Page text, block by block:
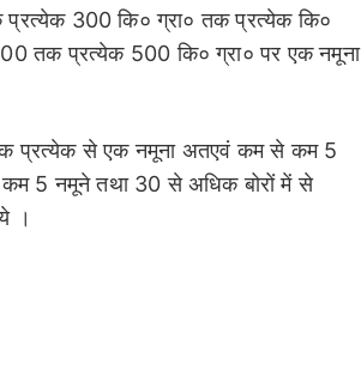
300 कि० ग्रा० तक प्रत्येक कि०
तक प्रत्येक 500 कि० ग्रा० पर एक नमूना
प्रत्येक से एक नमूना अतएवं कम से कम 5
5 नमूने तथा 30 से अधिक बोरों में से
।